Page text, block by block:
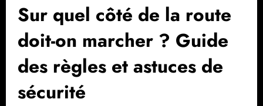
Sur quel côté de la route
doit-on marcher ? Guide
des règles et astuces de
sécurité